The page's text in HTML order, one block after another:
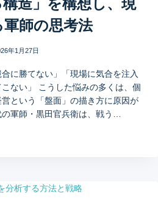
造」を構想し、現
師の思考法
年1月27日
合に勝てない」「現場に気合を注入
ない」 こうした悩みの多くは、個
という「盤面」の描き方に原因が
軍師・黒田官兵衛は、戦う…